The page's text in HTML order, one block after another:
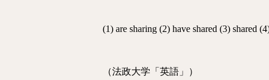
(1) are sharing (2) have shared (3) shared
（法政大学「英語」）